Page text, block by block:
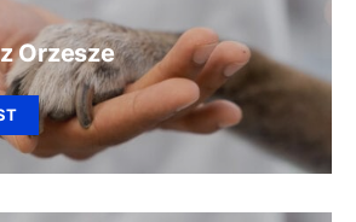
Orzesze